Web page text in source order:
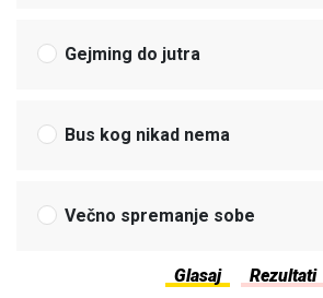
Gejming do jutra
Bus kog nikad nema
Večno spremanje sobe